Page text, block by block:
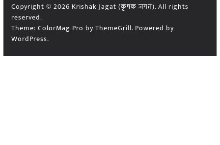
Copyright © 2026 Krishak Jagat (कृषक जगत). All rights
reserved.
Theme: ColorMag Pro by ThemeGrill. Powered by
WordPress.